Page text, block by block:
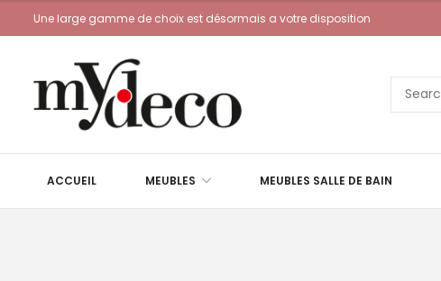
Une large gamme de choix est désormais a votre disposition
ACCUEIL MEUBLES MEUBLES SALLE DE BAIN